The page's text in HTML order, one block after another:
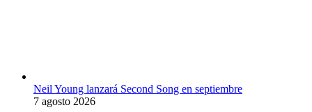
Neil Young lanzará Second Song en septiembre
7 agosto 2026